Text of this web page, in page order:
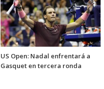
US Open: Nadal enfrentará a
Gasquet en tercera ronda